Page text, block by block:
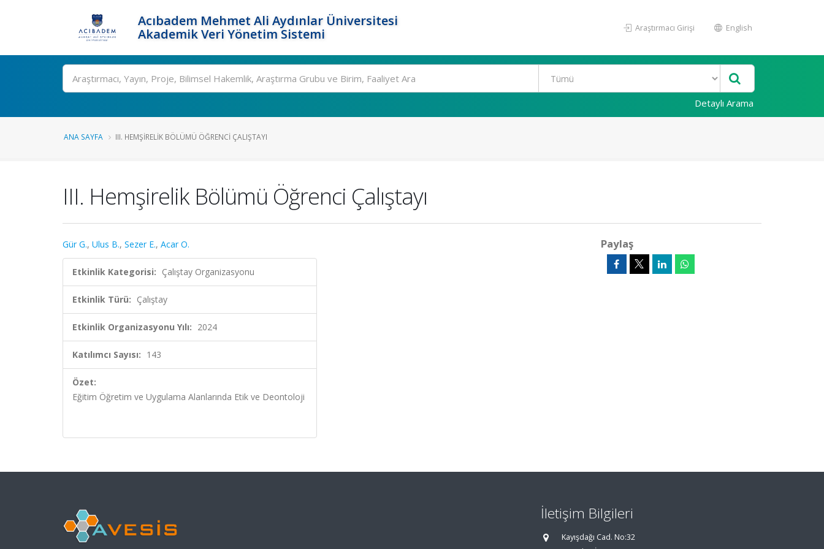
Acıbadem Mehmet Ali Aydınlar Üniversitesi
Akademik Veri Yönetim Sistemi
Araştırmacı Girişi English
Ara
Detaylı Arama
ANA SAYFA III. HEMŞIRELIK BÖLÜMÜ ÖĞRENCI ÇALIŞTAYI
III. Hemşirelik Bölümü Öğrenci Çalıştayı
Gür G., Ulus B., Sezer E., Acar O.
Etkinlik Kategorisi: Çalıştay Organizasyonu
Etkinlik Türü: Çalıştay
Etkinlik Organizasyonu Yılı: 2024
Katılımcı Sayısı: 143
Özet:
Eğitim Öğretim ve Uygulama Alanlarında Etik ve Deontoloji
Paylaş
İletişim Bilgileri
Kayışdağı Cad. No:32